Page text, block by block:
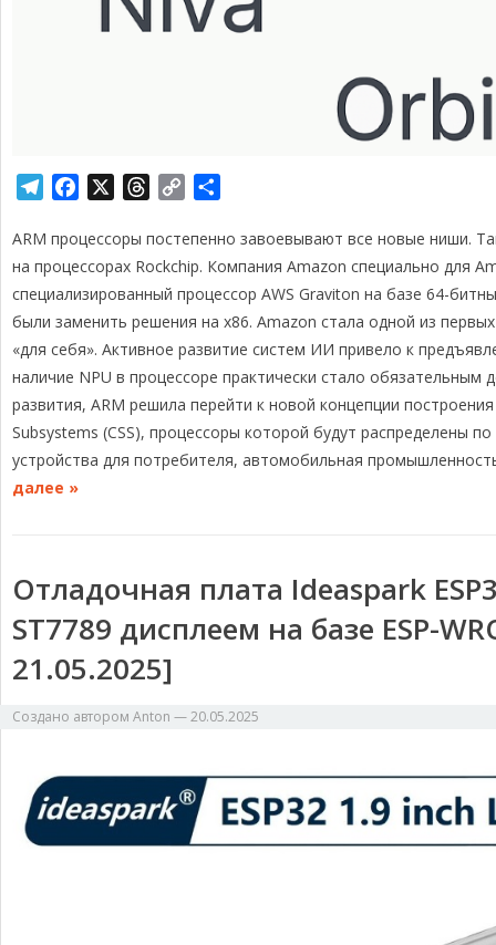
l
e
g
r
a
m
c
e
b
o
o
k
r
e
a
d
s
p
y
L
i
n
k
п
р
а
в
и
т
ь
ARM процессоры постепенно завоевывают все новые ниши.
на процессорах Rockchip. Компания Amazon специально для
специализированный процессор AWS Graviton на базе 64-
были заменить решения на x86. Amazon стала одной из
«для себя». Активное развитие систем ИИ привело к
наличие NPU в процессоре практически стало
развития, ARM решила перейти к новой концепции
Subsystems (CSS), процессоры которой будут распределены
устройства для потребителя, автомобильная
далее »
Отладочная плата Ideaspark
ST7789 дисплеем на базе ESP-
21.05.2025]
Создано автором Anton —20.05.2025